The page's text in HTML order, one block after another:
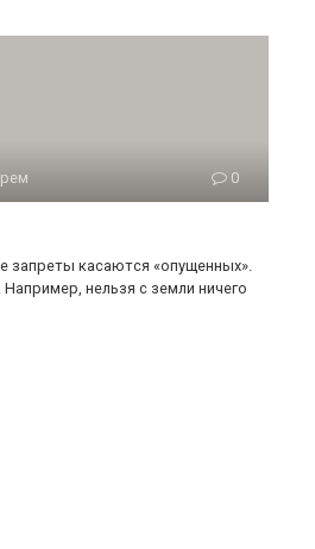
0
запреты касаются «опущенных».
Например, нельзя с земли ничего